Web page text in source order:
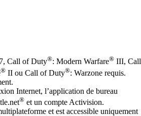
Call of Duty®: Modern Warfare® III, Call
® II ou Call of Duty®: Warzone requis.
Internet, l’application de bureau
® et un compte Activision.
et est accessible uniquement